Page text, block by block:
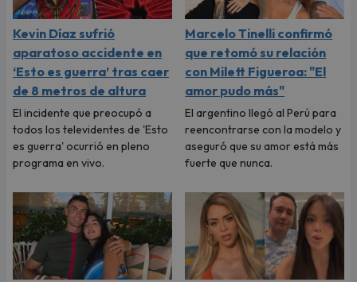
Kevin Díaz sufrió
aparatoso accidente en
‘Esto es guerra’ tras caer
de 8 metros de altura
El incidente que preocupó a
todos los televidentes de 'Esto
es guerra' ocurrió en pleno
programa en vivo.
Marcelo Tinelli confirmó
que retomó su relación
con Milett Figueroa: "El
amor pudo más"
El argentino llegó al Perú para
reencontrarse con la modelo y
aseguró que su amor está más
fuerte que nunca.